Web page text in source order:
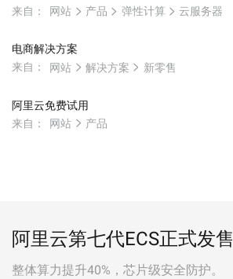
来自：
网站 产品 弹性计算 云服务器
电商解决方案
来自：
网站 解决方案 新零售
阿里云免费试用
来自：
网站 产品
阿里云第七代ECS正式发售
整体算力提升40%，芯片级安全防护。